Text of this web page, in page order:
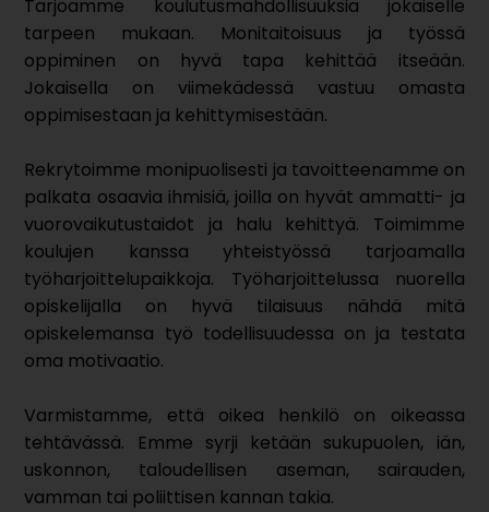
Tarjoamme koulutusmahdollisuuksia jokaiselle
tarpeen mukaan. Monitaitoisuus ja työssä
oppiminen on hyvä tapa kehittää itseään.
Jokaisella on viimekädessä vastuu omasta
oppimisestaan ja kehittymisestään.
Rekrytoimme monipuolisesti ja tavoitteenamme on
palkata osaavia ihmisiä, joilla on hyvät ammatti- ja
vuorovaikutustaidot ja halu kehittyä. Toimimme
koulujen kanssa yhteistyössä tarjoamalla
työharjoittelupaikkoja. Työharjoittelussa nuorella
opiskelijalla on hyvä tilaisuus nähdä mitä
opiskelemansa työ todellisuudessa on ja testata
oma motivaatio.
Varmistamme, että oikea henkilö on oikeassa
tehtävässä. Emme syrji ketään sukupuolen, iän,
uskonnon, taloudellisen aseman, sairauden,
vamman tai poliittisen kannan takia.